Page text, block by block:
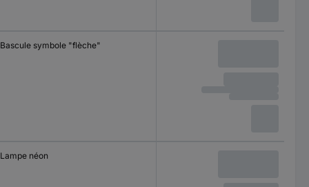
Bascule symbole "flèche"
Lampe néon